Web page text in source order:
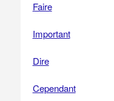
Faire
Important
Dire
Cependant